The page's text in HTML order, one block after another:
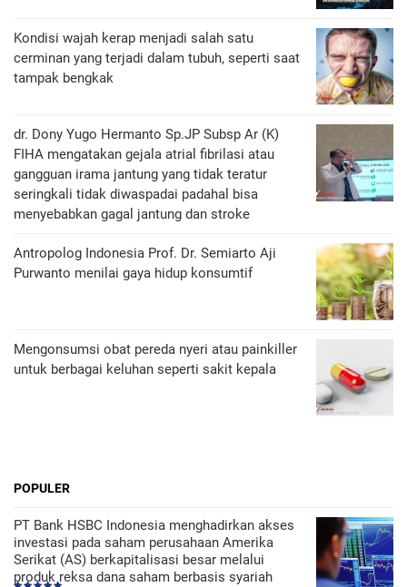
Kondisi wajah kerap menjadi salah satu
cerminan yang terjadi dalam tubuh, seperti saat
tampak bengkak
dr. Dony Yugo Hermanto Sp.JP Subsp Ar (K)
FIHA mengatakan gejala atrial fibrilasi atau
gangguan irama jantung yang tidak teratur
seringkali tidak diwaspadai padahal bisa
menyebabkan gagal jantung dan stroke
Antropolog Indonesia Prof. Dr. Semiarto Aji
Purwanto menilai gaya hidup konsumtif
Mengonsumsi obat pereda nyeri atau painkiller
untuk berbagai keluhan seperti sakit kepala
POPULER
PT Bank HSBC Indonesia menghadirkan akses
investasi pada saham perusahaan Amerika
Serikat (AS) berkapitalisasi besar melalui
produk reksa dana saham berbasis syariah